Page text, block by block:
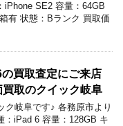
iPhone SE2 容量：64GB
有 状態：Bランク 買取価
買取査定にご来店
取のクイック岐阜
ク岐阜です♪ 各務原市より
：iPad 6 容量：128GB キ